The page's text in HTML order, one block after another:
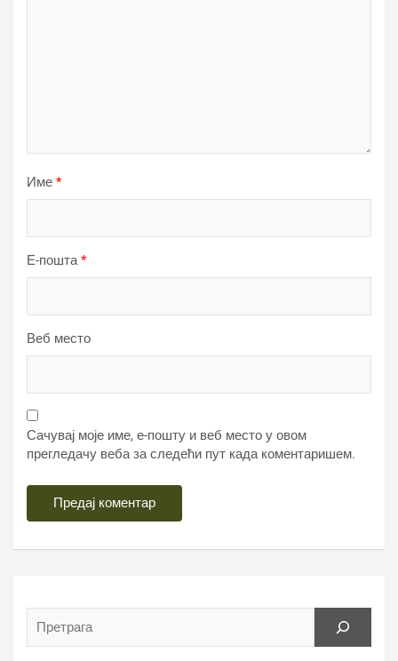
Име *
Е-пошта*
Веб место
Сачувај моје име, е-пошту и веб место у овом
прегледачу веба за следећи пут када коментаришем.